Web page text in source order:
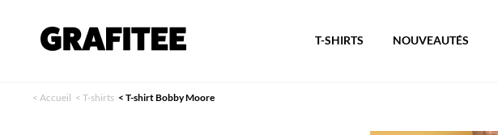
T-SHIRTS NOUVEAUTÉS
< Accueil < T-shirts < T-shirt Bobby Moore